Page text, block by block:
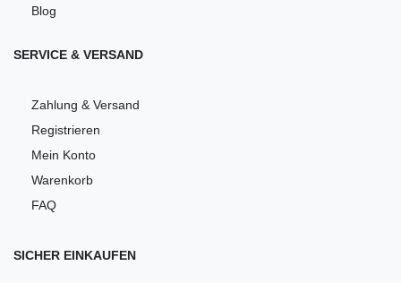
Blog
SERVICE & VERSAND
Zahlung & Versand
Registrieren
Mein Konto
Warenkorb
FAQ
SICHER EINKAUFEN